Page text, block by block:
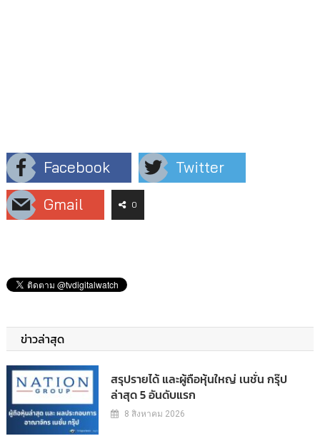
Facebook
Twitter
Gmail
0
ข่าวล่าสุด
สรุปรายได้ และผู้ถือหุ้นใหญ่ เนชั่น กรุ๊ป
ล่าสุด 5 อันดับแรก
8 สิงหาคม 2026